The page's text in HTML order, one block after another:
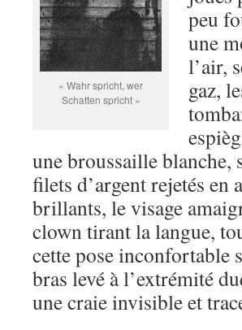
« Wahr spricht, wer
Schatten spricht »
peu
une
l’air,
gaz,
une broussaille blanche,
filets d’argent rejetés
brillants, le visage
clown tirant la langue,
cette pose inconfortable
bras levé à l’extrémité
une craie invisible et